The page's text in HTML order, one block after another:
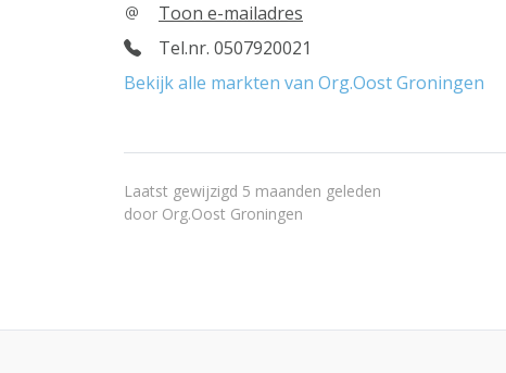
Toon e-mailadres
Tel.nr. 0507920021
Bekijk alle markten van Org.Oost Groningen
Laatst gewijzigd 5 maanden geleden
door Org.Oost Groningen